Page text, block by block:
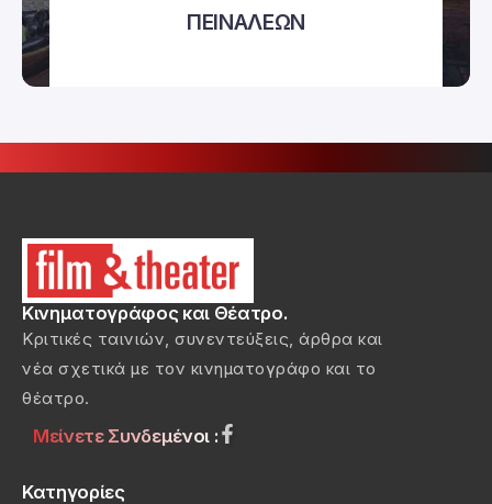
ΠΕΙΝΑΛΕΩΝ
Κινηματογράφος και Θέατρο.
Κριτικές ταινιών, συνεντεύξεις, άρθρα και
νέα σχετικά με τον κινηματογράφο και το
θέατρο.
Μείνετε Συνδεμένοι :
Κατηγορίες